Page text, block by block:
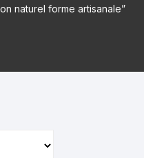
naturel forme artisanale”